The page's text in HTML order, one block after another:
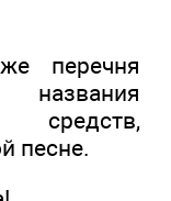
перечня
песне.